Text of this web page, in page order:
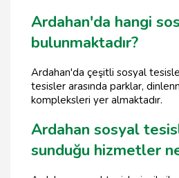
Ardahan'da hangi
bulunmaktadır?
Ardahan'da çeşitli sosyal
tesisler arasında parklar,
kompleksleri yer almaktadır.
Ardahan sosyal
sunduğu hizmetler